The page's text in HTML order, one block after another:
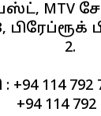
MTV
2.
114
+94 114 792